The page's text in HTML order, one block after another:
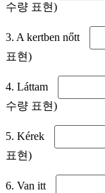
수량 표현)
3. A kertben nőtt
표현)
4. Láttam
수량 표현)
5. Kérek
표현)
6. Van itt